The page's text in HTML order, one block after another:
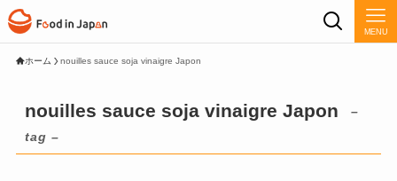
MENU
ホーム nouilles sauce soja vinaigre Japon
nouilles sauce soja vinaigre Japon
–
tag –